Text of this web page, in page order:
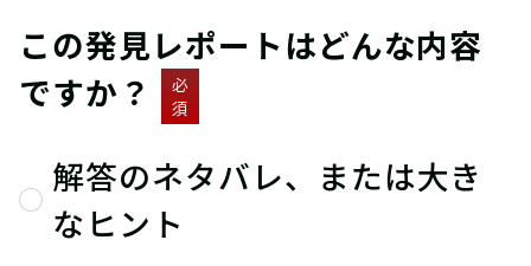
この発見レポートはどんな内容
ですか？
必
須
解答のネタバレ、または大き
なヒント